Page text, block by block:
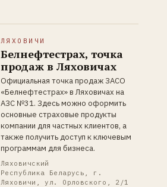
ЛЯХОВИЧИ
Белнефтестрах, точка
продаж в Ляховичах
Официальная точка продаж ЗАСО
«Белнефтестрах» в Ляховичах на
АЗС №31. Здесь можно оформить
основные страховые продукты
компании для частных клиентов, а
также получить доступ к ключевым
программам для бизнеса.
Ляховичский
Республика Беларусь, г.
Ляховичи, ул. Орловского, 2/1